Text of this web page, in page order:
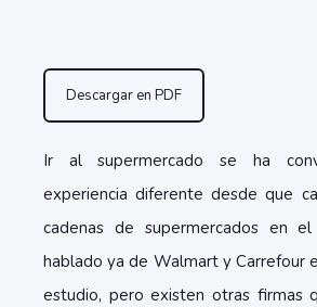
Descargar en PDF
Ir al supermercado se ha
experiencia diferente desde que
cadenas de supermercados en
hablado ya de Walmart y Carrefour
estudio, pero existen otras firmas